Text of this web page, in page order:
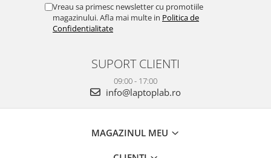
Vreau sa primesc newsletter cu promotiile
magazinului. Afla mai multe in Politica de
Confidentialitate
SUPORT CLIENTI
09:00 - 17:00
info@laptoplab.ro
MAGAZINUL MEU